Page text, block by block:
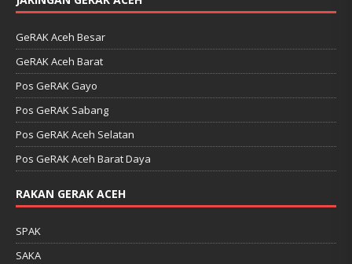
GeRAK Aceh Besar
GeRAK Aceh Barat
Pos GeRAK Gayo
Pos GeRAK Sabang
Pos GeRAK Aceh Selatan
Pos GeRAK Aceh Barat Daya
RAKAN GERAK ACEH
SPAK
SAKA